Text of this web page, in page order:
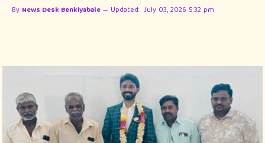
By News Desk Benkiyabale Updated: July 03, 2026 5:32 pm